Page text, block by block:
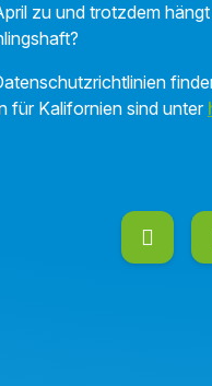
zu und trotzdem
für Kalifornien sind unter